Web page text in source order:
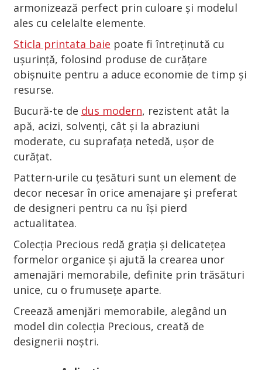
armonizează perfect prin culoare și modelul
ales cu celelalte elemente.
Sticla printata baie poate fi întreținută cu
ușurință, folosind produse de curățare
obișnuite pentru a aduce economie de timp și
resurse.
Bucură-te de dus modern, rezistent atât la
apă, acizi, solvenți, cât și la abraziuni
moderate, cu suprafața netedă, ușor de
curățat.
Pattern-urile cu țesături sunt un element de
decor necesar în orice amenajare și preferat
de designeri pentru ca nu își pierd
actualitatea.
Colecția Precious redă grația și delicatețea
formelor organice și ajută la crearea unor
amenajări memorabile, definite prin trăsături
unice, cu o frumusețe aparte.
Creează amenjări memorabile, alegând un
model din colecția Precious, creată de
designerii noștri.